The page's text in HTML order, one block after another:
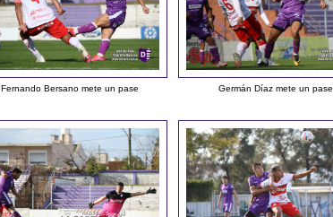
Fernando Bersano mete un pase Germán Díaz mete un pase